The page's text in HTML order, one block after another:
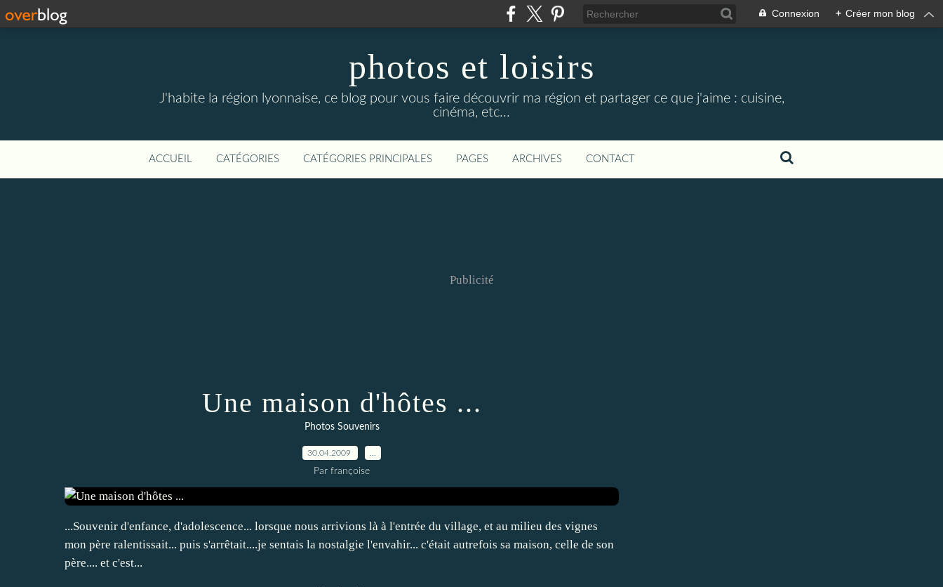
Connexion + Créer mon blog
photos et loisirs
J'habite la région lyonnaise, ce blog pour vous faire découvrir ma région et partager ce que j'aime : cuisine,
cinéma, etc...
ACCUEIL CATÉGORIES CATÉGORIES PRINCIPALES PAGES ARCHIVES CONTACT
Publicité
Une maison d'hôtes ...
Photos Souvenirs
30.04.2009
Par françoise
...Souvenir d'enfance, d'adolescence... lorsque nous arrivions là à l'entrée du village, et au milieu des vignes
mon père ralentissait... puis s'arrêtait....je sentais la nostalgie l'envahir... c'était autrefois sa maison, celle de son
père.... et c'est...